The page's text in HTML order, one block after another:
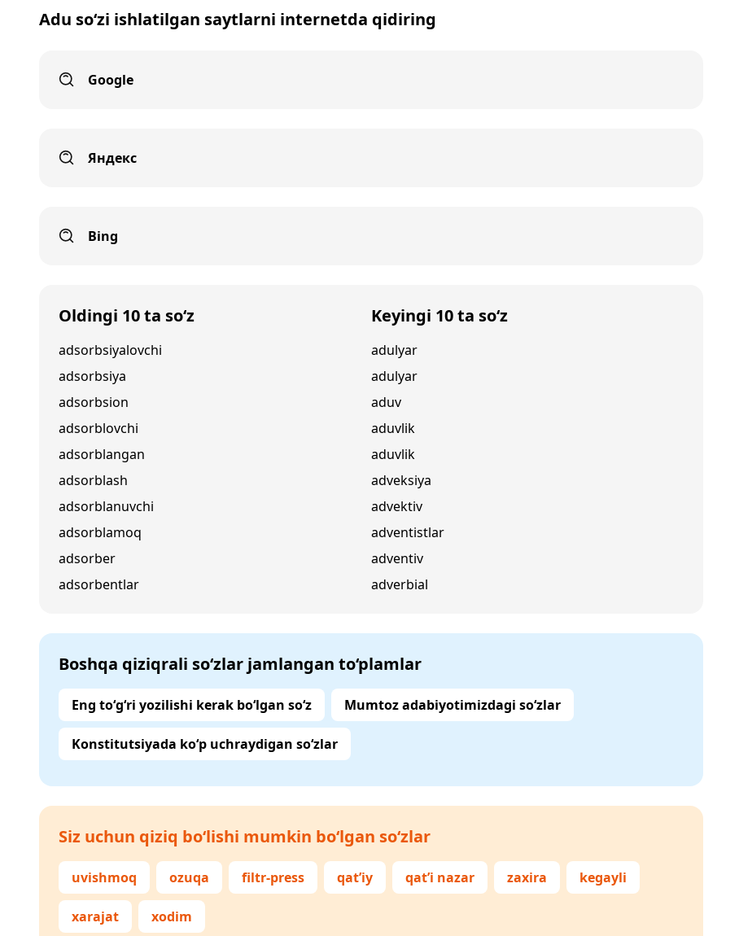
Adu so‘zi ishlatilgan saytlarni internetda qidiring
Google
Яндекс
Bing
Oldingi 10 ta so‘z
adsorbsiyalovchi
adsorbsiya
adsorbsion
adsorblovchi
adsorblangan
adsorblash
adsorblanuvchi
adsorblamoq
adsorber
adsorbentlar
Keyingi 10 ta so‘z
adulyar
adulyar
aduv
aduvlik
aduvlik
adveksiya
advektiv
adventistlar
adventiv
adverbial
Boshqa qiziqrali so‘zlar jamlangan to‘plamlar
Eng to‘g‘ri yozilishi kerak bo‘lgan so‘z Mumtoz adabiyotimizdagi so‘zlar
Konstitutsiyada ko‘p uchraydigan so‘zlar
Siz uchun qiziq bo‘lishi mumkin bo‘lgan so‘zlar
uvishmoq ozuqa filtr-press qat’iy qat’i nazar zaxira kegayli
xarajat xodim